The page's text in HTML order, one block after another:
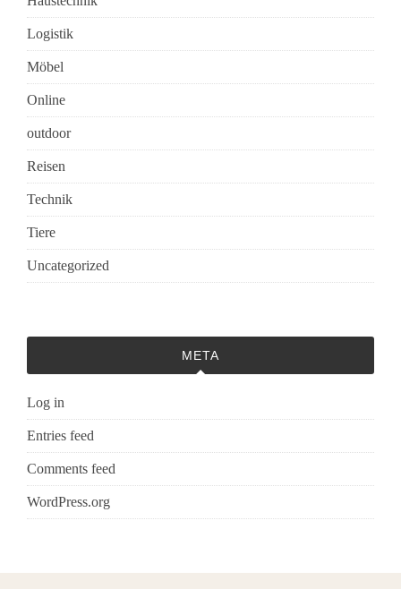
Logistik
Möbel
Online
outdoor
Reisen
Technik
Tiere
Uncategorized
META
Log in
Entries feed
Comments feed
WordPress.org